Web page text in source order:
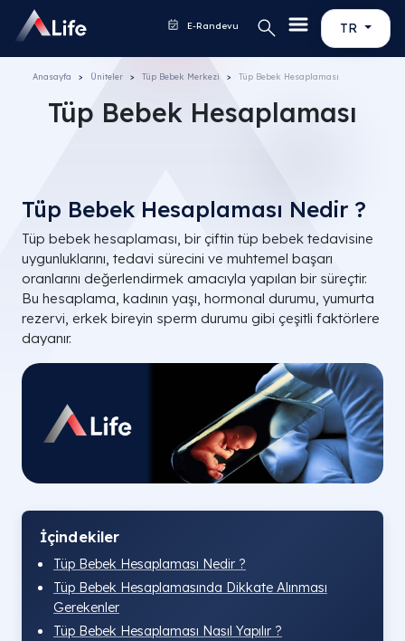
TR
E-Randevu
Anasayfa Üniteler Tüp Bebek Merkezi Tüp Bebek Hesaplaması
Tüp Bebek Hesaplaması
Tüp Bebek Hesaplaması Nedir ?
Tüp bebek hesaplaması, bir çiftin tüp bebek tedavisine
uygunluklarını, tedavi sürecini ve muhtemel başarı
oranlarını değerlendirmek amacıyla yapılan bir süreçtir.
Bu hesaplama, kadının yaşı, hormonal durumu, yumurta
rezervi, erkek bireyin sperm durumu gibi çeşitli faktörlere
dayanır.
İçindekiler
Tüp Bebek Hesaplaması Nedir ?
Tüp Bebek Hesaplamasında Dikkate Alınması
Gerekenler
Tüp Bebek Hesaplaması Nasıl Yapılır ?